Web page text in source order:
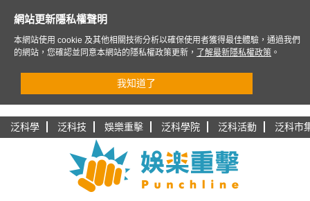
泛科學 泛科技 娛樂重擊 泛科學院 泛科活動 泛科市
網站更新隱私權聲明
本網站使用 cookie 及其他相關技術分析以確保使用者獲得最佳體驗，通過我們
的網站，您確認並同意本網站的隱私權政策更新，
了解最新隱私權政策 。
我知道了